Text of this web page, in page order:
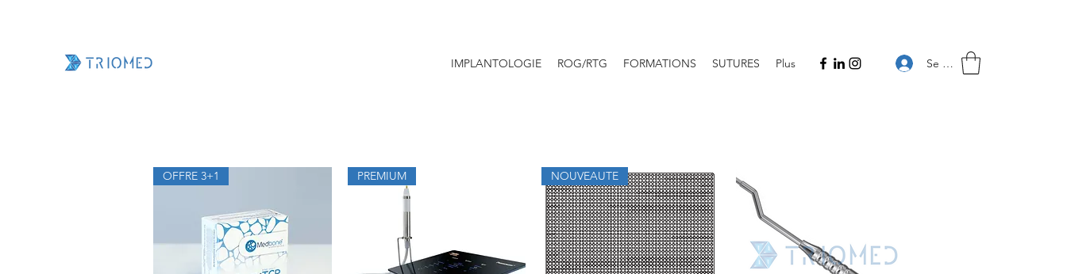
IMPLANTOLOGIE ROG/RTG FORMATIONS SUTURES Plus Se connecter
OFFRE 3+1 PREMIUM NOUVEAUTE